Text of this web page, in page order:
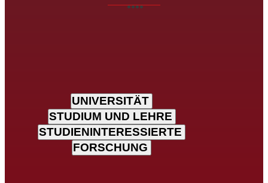
UNIVERSITÄT
STUDIUM UND LEHRE
STUDIENINTERESSIERTE
FORSCHUNG